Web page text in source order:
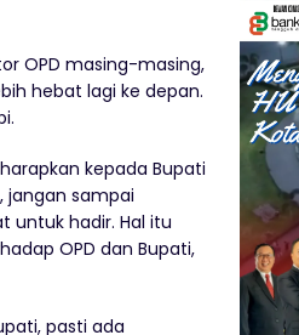
OPD masing-masing,
hebat lagi ke depan.
kepada Bupati
jangan sampai
untuk hadir. Hal itu
OPD dan Bupati,
pasti ada